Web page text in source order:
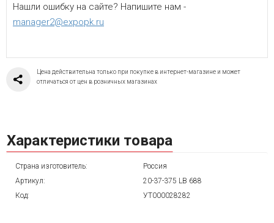
Нашли ошибку на сайте? Напишите нам -
manager2@expopk.ru
Цена действительна только при покупке в интернет-магазине и может
отличаться от цен в розничных магазинах
Характеристики товара
Страна изготовитель:
Россия
Артикул:
20-37-375 LB 688
Код:
УТ000028282